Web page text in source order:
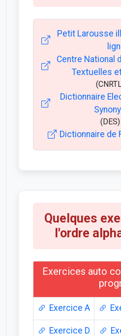
Petit Larousse
Centre National
Textuelles
Dictionnaire
(DES)
Dictionnaire de
Quelques
l'ordre
Exercices auto
Exercice A
Exercice D